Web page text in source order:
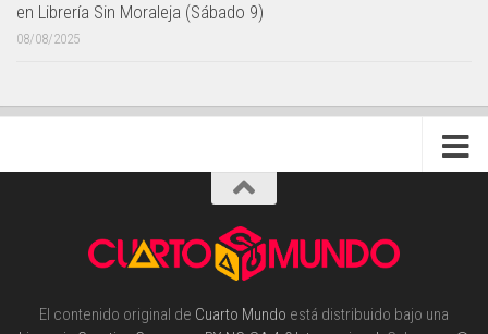
en Librería Sin Moraleja (Sábado 9)
08/08/2025
El contenido original de Cuarto Mundo está distribuido bajo una